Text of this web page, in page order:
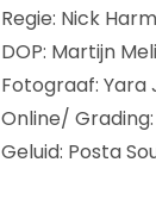
Regie: Nick
DOP: Martijn
Fotograaf: Yara
Online/
Geluid: Posta